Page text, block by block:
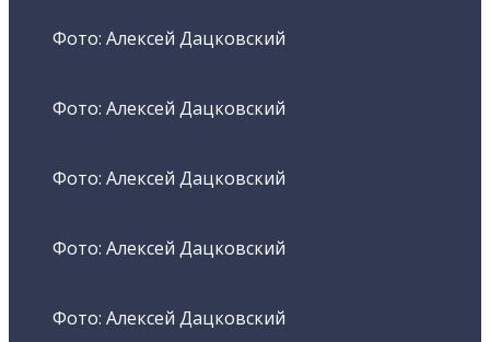
Фото: Алексей Дацковский
Фото: Алексей Дацковский
Фото: Алексей Дацковский
Фото: Алексей Дацковский
Фото: Алексей Дацковский